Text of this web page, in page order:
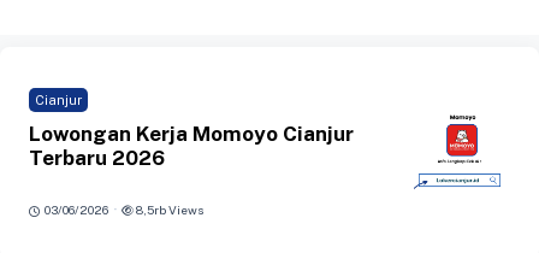
Cianjur
Lowongan Kerja Momoyo Cianjur
Terbaru 2026
03/06/2026 · 8,5rb Views